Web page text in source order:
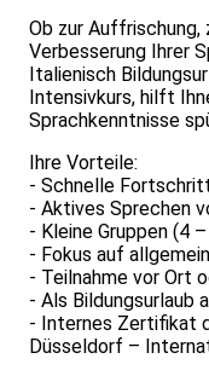
Ob zur Auffrischung,
Verbesserung Ihrer
Italienisch
Intensivkurs, hilft
Sprachkenntnisse
Ihre Vorteile:
- Schnelle
- Aktives Sprechen
- Kleine Gruppen (4
- Fokus auf
- Teilnahme vor Ort
- Als Bildungsurlaub
- Internes Zertifikat
Düsseldorf –